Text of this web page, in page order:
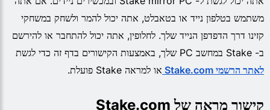
משתמש בטלפון נייד או בטאבלט, אתה יכול להמר ולשחק במשחקי
קזינו דרך הדפדפן הנייד שלך. לחלופין, אתה יכול להתחבר או להירשם
ב- Stake במחשב PC שלך, באמצעות הקישורים בדף זה כדי לגשת
לאתר הרשמי Stake.com
או למראה Stake פועלת.
קישור מראה של Stake.com